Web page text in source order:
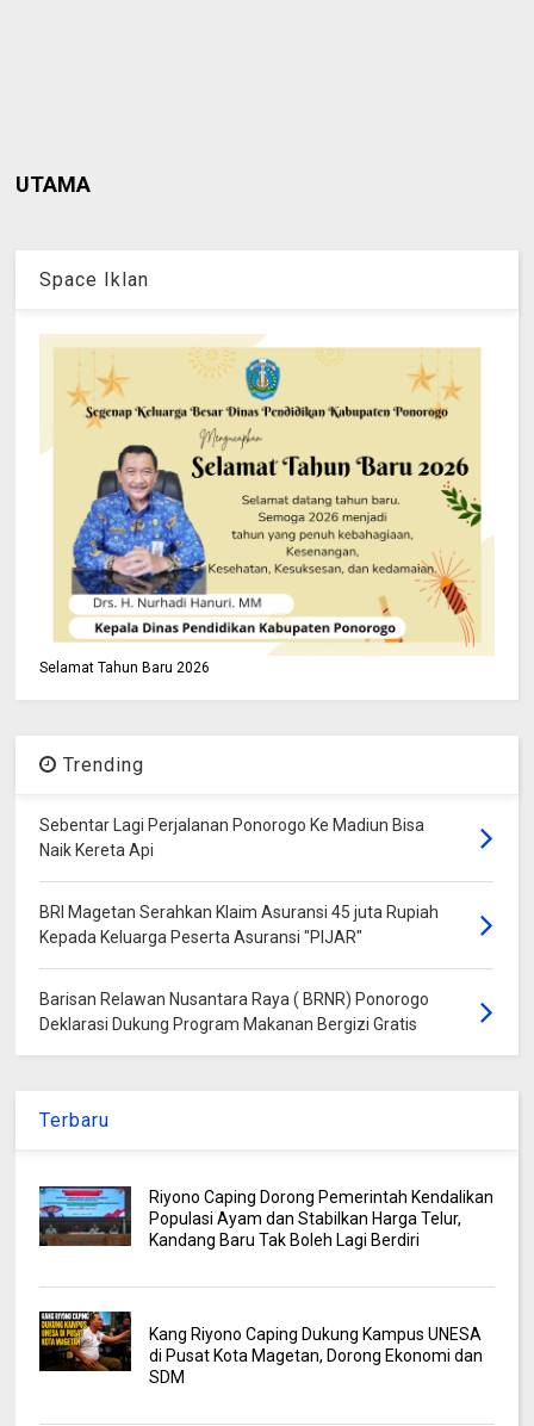
UTAMA
Space Iklan
Selamat Tahun Baru 2026
Trending
Sebentar Lagi Perjalanan Ponorogo Ke Madiun Bisa
Naik Kereta Api
BRI Magetan Serahkan Klaim Asuransi 45 juta Rupiah
Kepada Keluarga Peserta Asuransi "PIJAR"
Barisan Relawan Nusantara Raya ( BRNR) Ponorogo
Deklarasi Dukung Program Makanan Bergizi Gratis
Terbaru
Riyono Caping Dorong Pemerintah Kendalikan
Populasi Ayam dan Stabilkan Harga Telur,
Kandang Baru Tak Boleh Lagi Berdiri
Kang Riyono Caping Dukung Kampus UNESA
di Pusat Kota Magetan, Dorong Ekonomi dan
SDM